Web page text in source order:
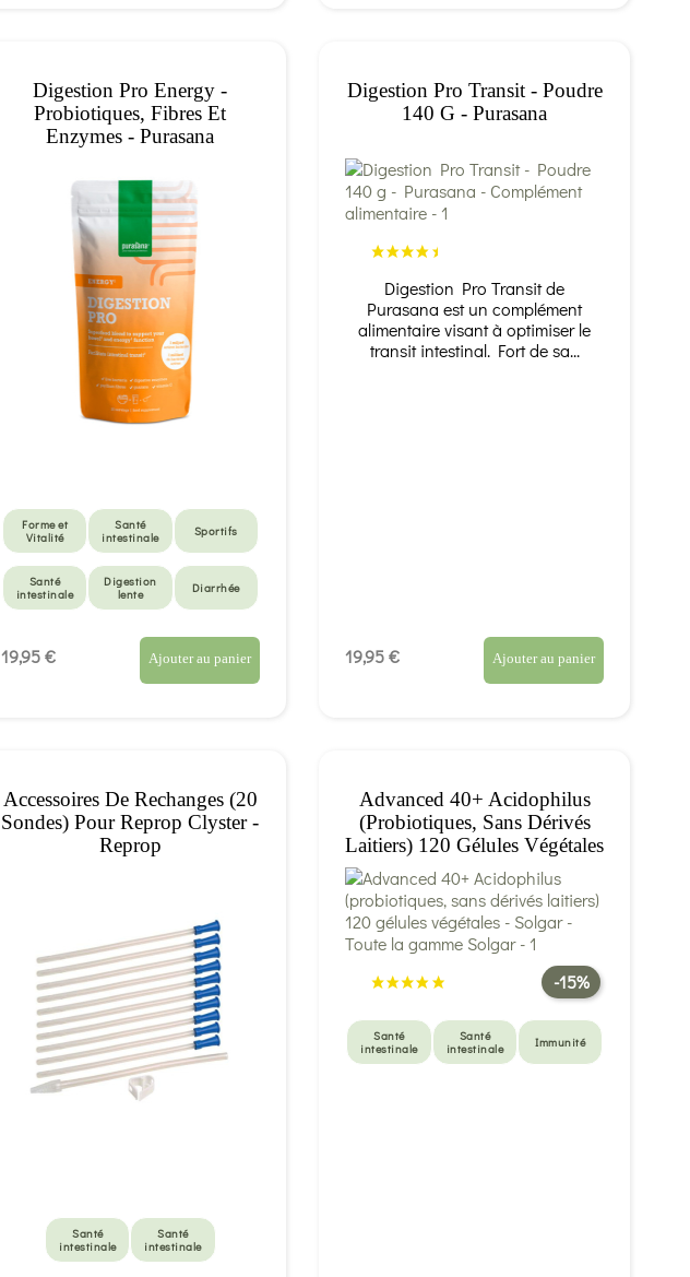
Digestion Pro Energy -
Probiotiques, Fibres Et
Enzymes - Purasana
Forme et
Vitalité
Santé
intestinale
Sportifs
Santé
intestinale
Digestion
lente
Diarrhée
Fatigue
19,95 € Ajouter au panier
Digestion Pro Transit - Poudre
140 G - Purasana
Digestion Pro Transit de
Purasana est un complément
alimentaire visant à optimiser le
transit intestinal. Fort de sa...
19,95 € Ajouter au panier
Accessoires De Rechanges (20
Sondes) Pour Reprop Clyster -
Reprop
Santé
intestinale
Santé
intestinale
Advanced 40+ Acidophilus
(probiotiques, Sans Dérivés
Laitiers) 120 Gélules Végétales
- Solgar
-15%
Santé
intestinale
Santé
intestinale
Immunité